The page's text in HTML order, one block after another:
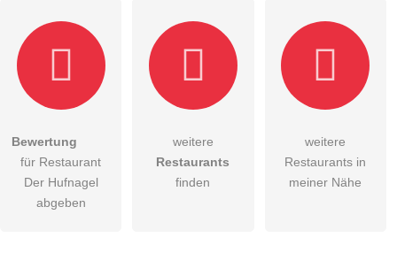
Hiermit akzeptiere ich dieAGB
DieDatenschutzerklärung habe ich zur Kenntnis genommen.
Bewertung
für Restaurant
Der Hufnagel
abgeben
weitere
Restaurants
finden
weitere
Restaurants in
meiner Nähe